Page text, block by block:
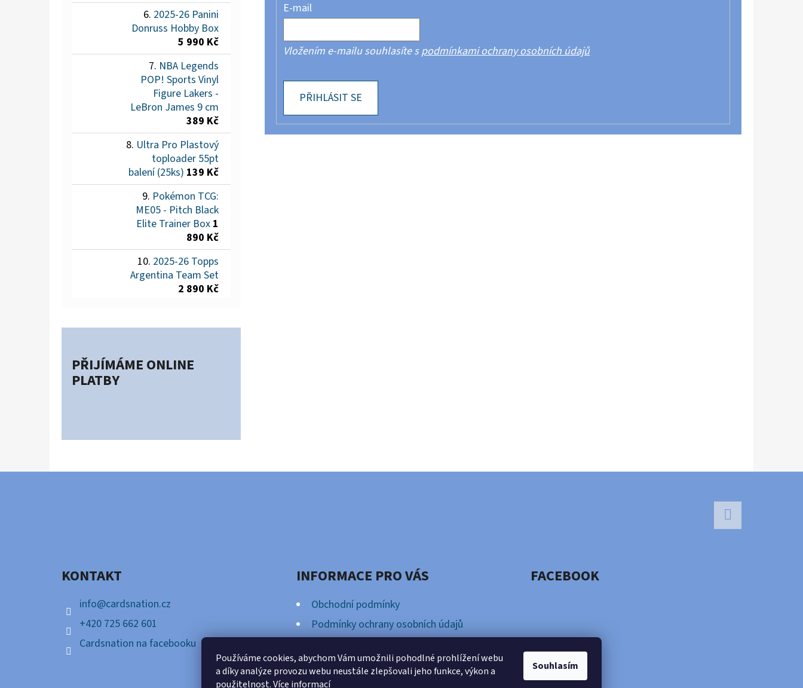
Používáme cookies, abychom Vám umožnili pohodlné prohlížení webu
a díky analýze provozu webu neustále zlepšovali jeho funkce, výkon a
použitelnost.Více informací
Souhlasím
2025-26 Panini
Donruss Hobby Box
5 990 Kč
NBA Legends
POP! Sports Vinyl
Figure Lakers -
LeBron James 9 cm
389 Kč
Ultra Pro Plastový
toploader 55pt
balení (25ks) 139 Kč
Pokémon TCG:
ME05 - Pitch Black
Elite Trainer Box 1
890 Kč
2025-26 Topps
Argentina Team Set
2 890 Kč
PŘIJÍMÁME ONLINE
PLATBY
E-mail
Vložením e-mailu souhlasíte spodmínkami ochrany osobních údajů
PŘIHLÁSIT SE
KONTAKT
info@cardsnation.cz
+420 725 662 601
Cardsnation na facebooku
INFORMACE PRO VÁS
Obchodní podmínky
Podmínky ochrany osobních údajů
FACEBOOK